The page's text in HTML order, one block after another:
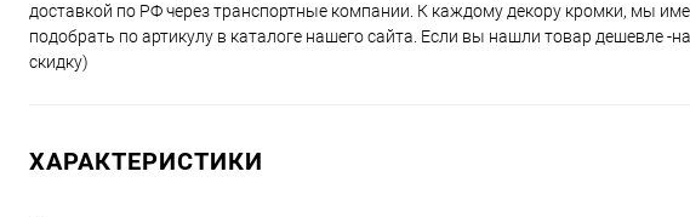
доставкой по РФ через транспортные компании. К каждому декору кромки, мы
подобрать по артикулу в каталоге нашего сайта. Если вы нашли товар дешевле
скидку)
ХАРАКТЕРИСТИКИ